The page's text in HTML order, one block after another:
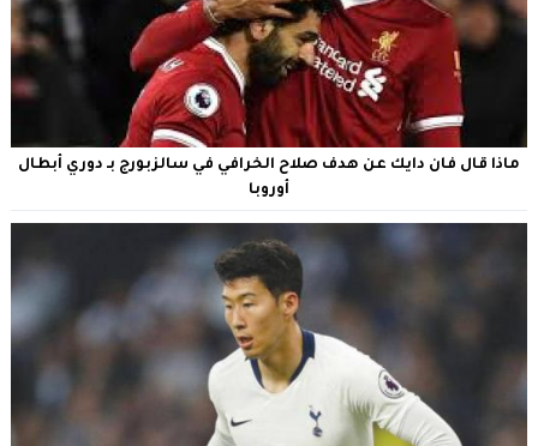
ماذا قال فان دايك عن هدف صلاح الخرافي في سالزبورج بـ دوري أبطال
أوروبا